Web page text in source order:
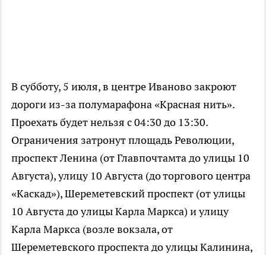
В субботу, 5 июля, в центре Иваново закроют
дороги из-за полумарафона «Красная нить».
Проехать будет нельзя с 04:30 до 13:30.
Ограничения затронут площадь Революции,
проспект Ленина (от Главпочтамта до улицы 10
Августа), улицу 10 Августа (до торгового центра
«Каскад»), Шереметевский проспект (от улицы
10 Августа до улицы Карла Маркса) и улицу
Карла Маркса (возле вокзала, от
Шереметевского проспекта до улицы Калинина,